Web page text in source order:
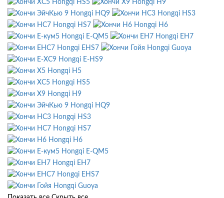
Hongqi HS5
Hongqi H9
Hongqi HQ9
Hongqi HS3
Hongqi HS7
Hongqi H6
Hongqi E-QM5
Hongqi EH7
Hongqi EHS7
Hongqi Guoya
Hongqi E-HS9
Hongqi H5
Hongqi HS5
Hongqi H9
Hongqi HQ9
Hongqi HS3
Hongqi HS7
Hongqi H6
Hongqi E-QM5
Hongqi EH7
Hongqi EHS7
Hongqi Guoya